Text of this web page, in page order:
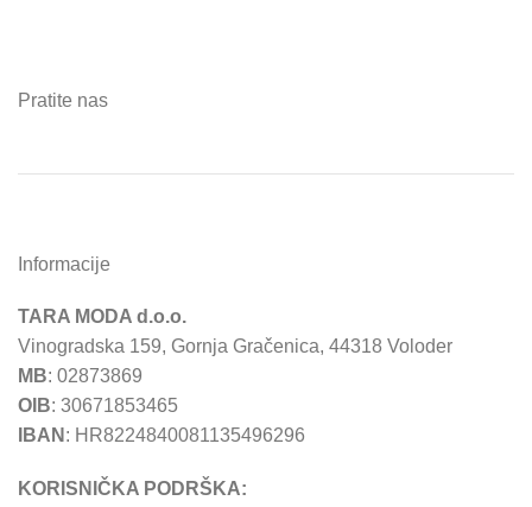
Pratite nas
Informacije
TARA MODA d.o.o.
Vinogradska 159, Gornja Gračenica, 44318 Voloder
MB: 02873869
OIB: 30671853465
IBAN : HR8224840081135496296
KORISNIČKA PODRŠKA: